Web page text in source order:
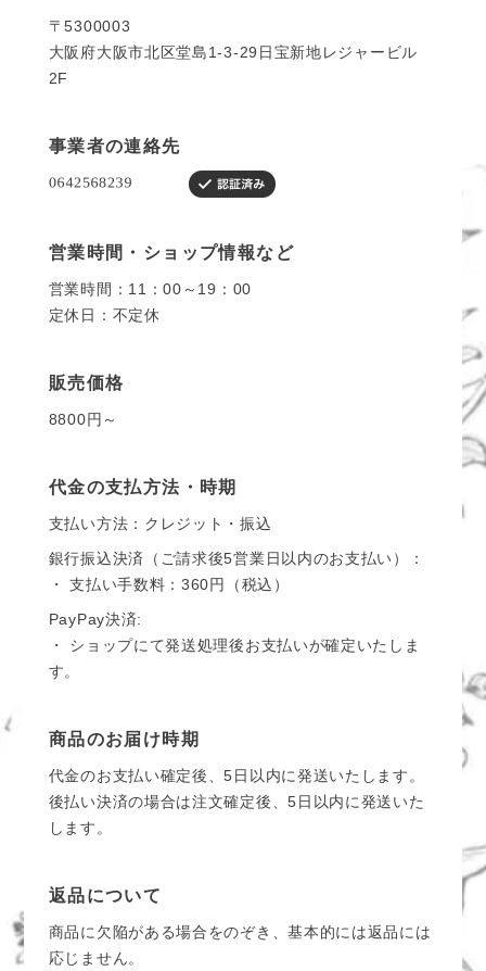
〒5300003
大阪府大阪市北区堂島1-3-29日宝新地レジャービル
2F
事業者の連絡先
営業時間・ショップ情報など
営業時間：11：00～19：00
定休日：不定休
販売価格
8800円～
代金の支払方法・時期
支払い方法：クレジット・振込
銀行振込決済（ご請求後5営業日以内のお支払い）：
・ 支払い手数料：360円（税込）
PayPay決済:
・ ショップにて発送処理後お支払いが確定いたしま
す。
商品のお届け時期
代金のお支払い確定後、5日以内に発送いたします。
後払い決済の場合は注文確定後、5日以内に発送いた
します。
返品について
商品に欠陥がある場合をのぞき、基本的には返品には
応じません。